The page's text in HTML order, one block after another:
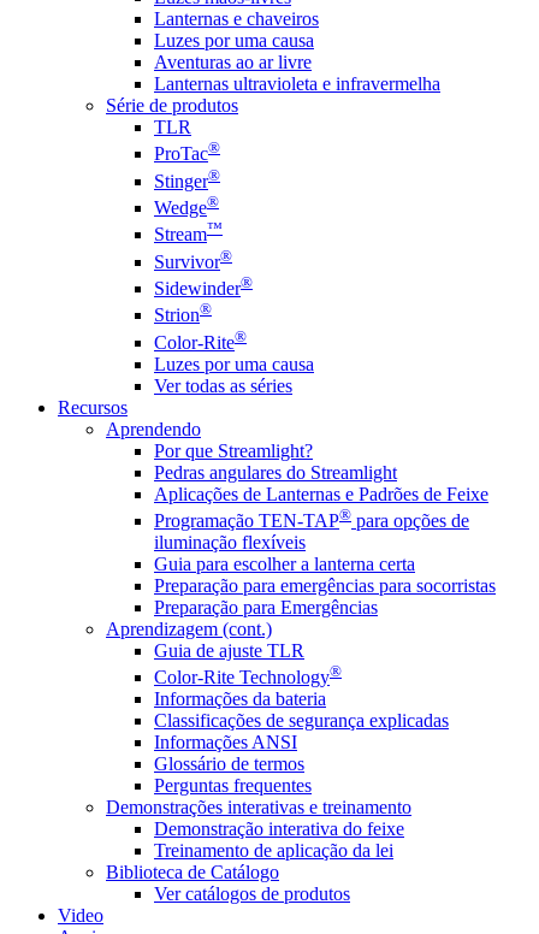
Lanternas e chaveiros
Luzes por uma causa
Aventuras ao ar livre
Lanternas ultravioleta e infravermelha
Série de produtos
TLR
ProTac®
Stinger®
Wedge®
Stream™
Survivor®
Sidewinder®
Strion®
Color-Rite®
Luzes por uma causa
Ver todas as séries
Recursos
Aprendendo
Por que Streamlight?
Pedras angulares do Streamlight
Aplicações de Lanternas e Padrões de Feixe
Programação TEN-TAP® para opções de
iluminação flexíveis
Guia para escolher a lanterna certa
Preparação para emergências para socorristas
Preparação para Emergências
Aprendizagem (cont.)
Guia de ajuste TLR
Color-Rite Technology®
Informações da bateria
Classificações de segurança explicadas
Informações ANSI
Glossário de termos
Perguntas frequentes
Demonstrações interativas e treinamento
Demonstração interativa do feixe
Treinamento de aplicação da lei
Biblioteca de Catálogo
Ver catálogos de produtos
Video